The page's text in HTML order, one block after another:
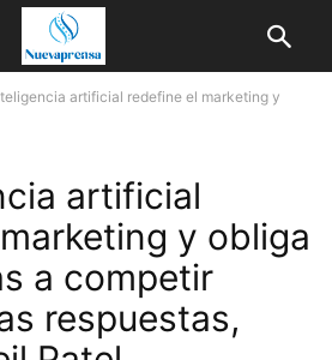
artificial redefine el marketing y
artificial
y obliga
a competir
respuestas,